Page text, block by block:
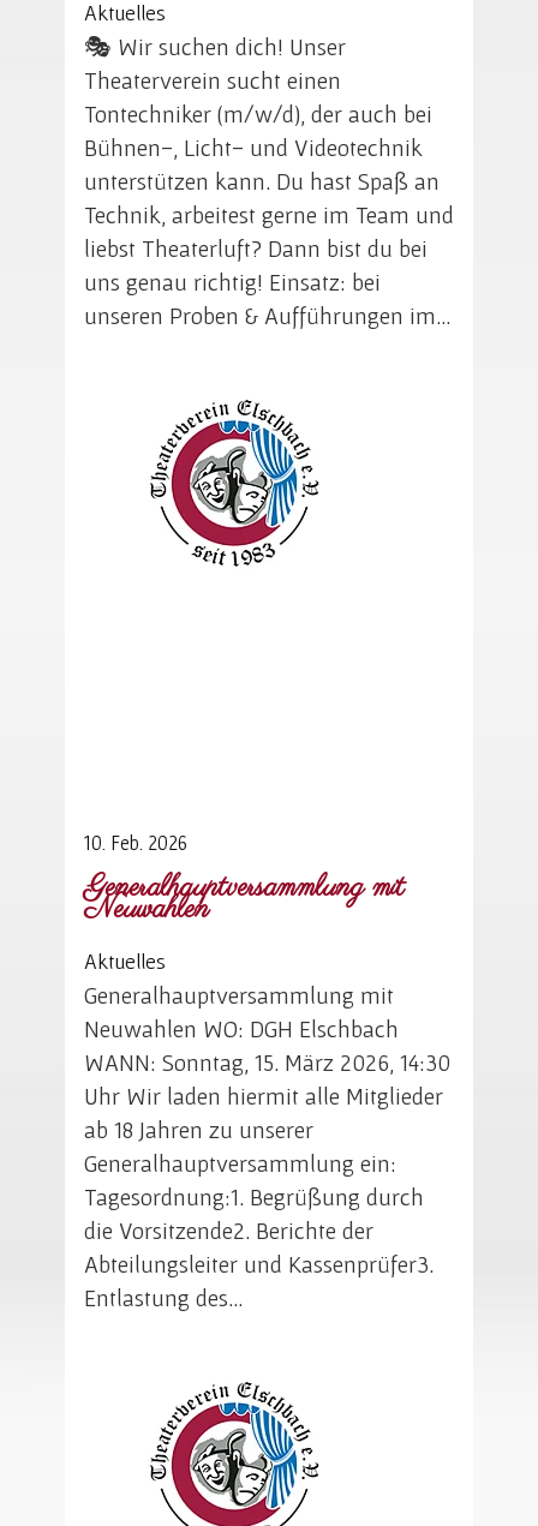
Aktuelles
🎭 Wir suchen dich! Unser
Theaterverein sucht einen
Tontechniker (m/w/d), der auch bei
Bühnen-, Licht- und Videotechnik
unterstützen kann. Du hast Spaß an
Technik, arbeitest gerne im Team und
liebst Theaterluft? Dann bist du bei
uns genau richtig! Einsatz: bei
unseren Proben & Aufführungen im…
10. Feb. 2026
Generalhauptversammlung mit
Neuwahlen
Aktuelles
Generalhauptversammlung mit
Neuwahlen WO: DGH Elschbach
WANN: Sonntag, 15. März 2026, 14:30
Uhr Wir laden hiermit alle Mitglieder
ab 18 Jahren zu unserer
Generalhauptversammlung ein:
Tagesordnung:1. Begrüßung durch
die Vorsitzende2. Berichte der
Abteilungsleiter und Kassenprüfer3.
Entlastung des…